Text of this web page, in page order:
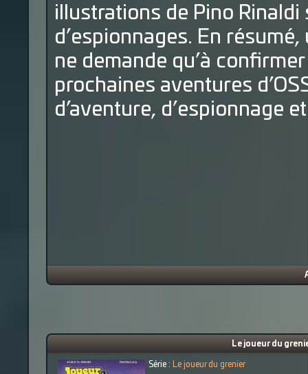
illustrations de Pino
d’espionnages. En
ne demande qu’à
prochaines aventures
d’aventure, d’espionnage
Le joueur du
Série : Le joueur du grenier